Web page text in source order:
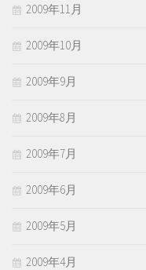
2009年11月
2009年10月
2009年9月
2009年8月
2009年7月
2009年6月
2009年5月
2009年4月